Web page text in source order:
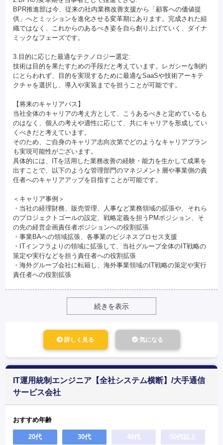
BPR推進部は今、従来の社内業務改善支援から「顧客への価値提
供」へとミッションを進化させる変革期にあります。完成された組
織ではなく、これからのあるべき姿を自ら創り上げていく、ダイナ
ミックなフェーズです。
3.目的に応じた最適なテクノロジー選定:
技術は目的を果たすための手段だと考えています。レガシーな制約
にとらわれず、目的を実現するために最適なSaaSや技術アーキテ
クチャを選択し、導入や実装までを担うことが可能です。
【将来のキャリアパス】
当社全体のキャリアの考え方として、こうあるべきと定めているも
のはなく、個人の考えや適性に応じて、共にキャリアを形成してい
くべきだと考えています。
そのため、ご自身のキャリア志向次第でどのようなキャリアプラン
も実現可能性がございます。
具体的には、ITを活用した業務改善の経験・能力を生かして成果を
出すことで、以下のような管理部門のマネジメント層や事業側の責
任者へのキャリアアップを目指すことが可能です。
＜キャリア事例＞
・当社の経理財務、販売管理、人事など業務領域の拡張や、それら
のプロジェクトゴールの設定、戦略定義を担うPMポジション、そ
の先の経営企画責任者ポジションへの役割拡張
・事業BAへの領域拡張、各事業のビジネスプロセス支援
・ITインフラよりの領域に拡張して、当社グループ全体のIT戦略の
策定や実行などを担う責任者への役割拡張
・海外グループ会社に転籍し、海外事業領域のIT戦略の策定や実行
責任者への役割拡張
続きを表示
詳しく見る 気になる
IT運用統制エンジニア【全社システム横断】/大手通信
サービス会社
おすすめ年齢
20代 30代 40代 50代以上